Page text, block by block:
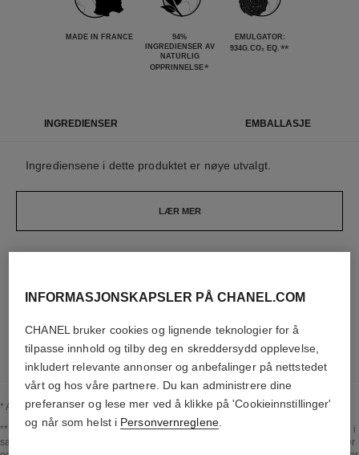
MADE IN FRANCE
94%
INGREDIENSER AV
NATURLIG
OPPRINNELSE*
EMULGATOR:
934G.CO₂ EQ. **
INGREDIENSER EMBALLASJE
Ingrediensene i dette produktet er nøye utvalgt.
LÆR MER
LÆR MER
* Andelen naturlige ingredienser og derivater beregnet i henhold til ISO 16128.
Gå tilbake til tittel↩
** Estimat beregnet i April 2021 ved bruk av metoden publisert av IPCC i 2013 og i
samsvar med ISO 14067. Analyseomfang: produksjon av kosmetiske ingredienser
INFORMASJONSKAPSLER PÅ CHANEL.COM
CHANEL bruker cookies og lignende teknologier for å
tilpasse innhold og tilby deg en skreddersydd opplevelse,
inkludert relevante annonser og anbefalinger på nettstedet
vårt og hos våre partnere. Du kan administrere dine
preferanser og lese mer ved å klikke på 'Cookieinnstillinger'
og når som helst i Personvernreglene.